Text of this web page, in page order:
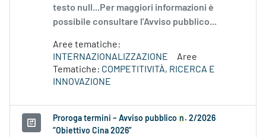
testo null...Per maggiori informazioni è
possibile consultare l’Avviso pubblico...
Aree tematiche:
INTERNAZIONALIZZAZIONE
Aree
Tematiche: COMPETITIVITÀ, RICERCA E
INNOVAZIONE
Proroga termini – Avviso pubblico n . 2/2026
“Obiettivo Cina 2026”